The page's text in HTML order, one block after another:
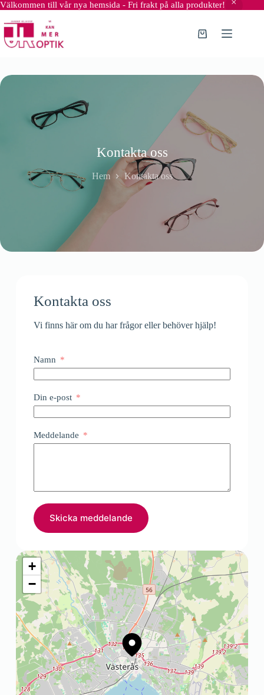
Välkommen till vår nya hemsida - Fri frakt på alla produkter!
till
innehåll
Varukorg
Kontakta oss
Hem Kontakta oss
Kontakta oss
Vi finns här om du har frågor eller behöver hjälp!
Namn
Din e-post
Meddelande
Skicka meddelande
+
−